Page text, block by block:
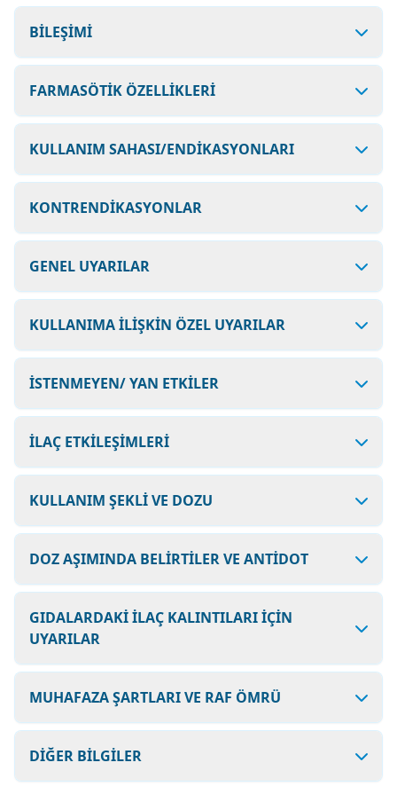
BİLEŞİMİ
FARMASÖTİK ÖZELLİKLERİ
KULLANIM SAHASI/ENDİKASYONLARI
KONTRENDİKASYONLAR
GENEL UYARILAR
KULLANIMA İLİŞKİN ÖZEL UYARILAR
İSTENMEYEN/ YAN ETKİLER
İLAÇ ETKİLEŞİMLERİ
KULLANIM ŞEKLİ VE DOZU
DOZ AŞIMINDA BELİRTİLER VE ANTİDOT
GIDALARDAKİ İLAÇ KALINTILARI İÇİN
UYARILAR
MUHAFAZA ŞARTLARI VE RAF ÖMRÜ
DİĞER BİLGİLER